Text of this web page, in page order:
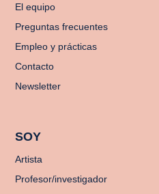
El equipo
Preguntas frecuentes
Empleo y prácticas
Contacto
Newsletter
SOY
Artista
Profesor/investigador